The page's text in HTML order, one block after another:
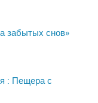
забытых снов»
: Пещера с